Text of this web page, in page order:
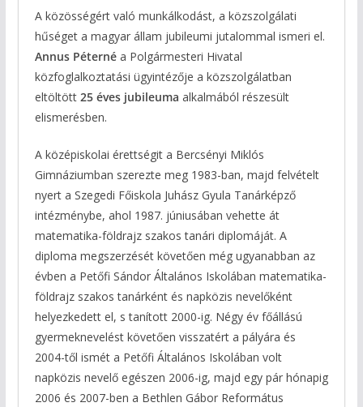
A közösségért való munkálkodást, a közszolgálati
hűséget a magyar állam jubileumi jutalommal ismeri el.
Annus Péterné a Polgármesteri Hivatal
közfoglalkoztatási ügyintézője a közszolgálatban
eltöltött 25 éves jubileuma alkalmából részesült
elismerésben.
A középiskolai érettségit a Bercsényi Miklós
Gimnáziumban szerezte meg 1983-ban, majd felvételt
nyert a Szegedi Főiskola Juhász Gyula Tanárképző
intézménybe, ahol 1987. júniusában vehette át
matematika-földrajz szakos tanári diplomáját. A
diploma megszerzését követően még ugyanabban az
évben a Petőfi Sándor Általános Iskolában matematika-
földrajz szakos tanárként és napközis nevelőként
helyezkedett el, s tanított 2000-ig. Négy év főállású
gyermeknevelést követően visszatért a pályára és
2004-től ismét a Petőfi Általános Iskolában volt
napközis nevelő egészen 2006-ig, majd egy pár hónapig
2006 és 2007-ben a Bethlen Gábor Református